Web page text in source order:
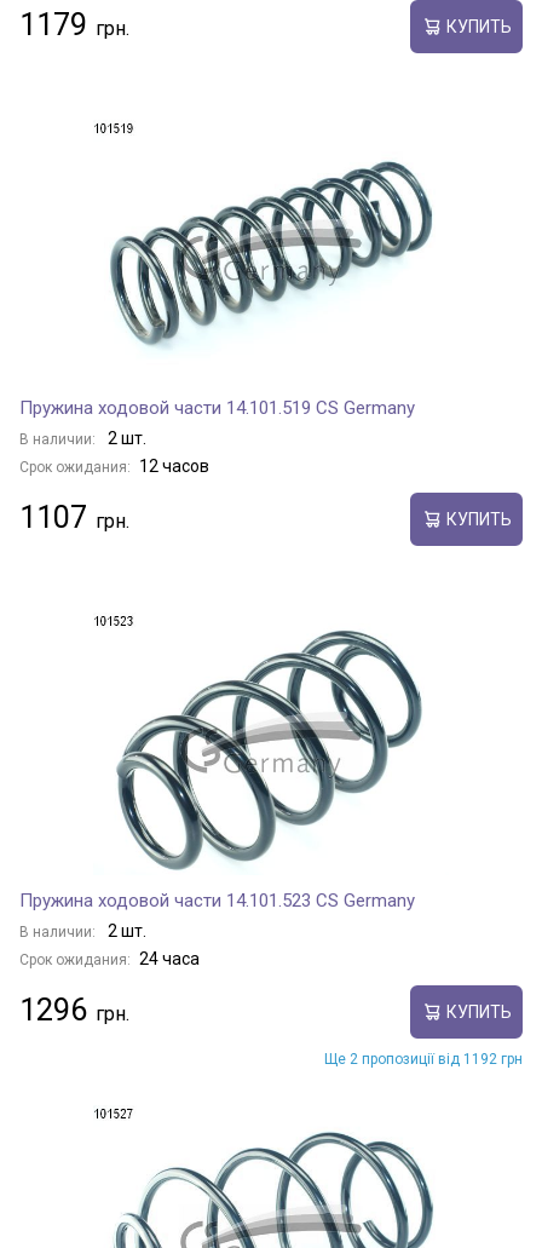
1179 КУПИТЬ
Пружина ходовой части 14.101.519 CS Germany
В наличии: 2 шт.
Срок ожидания: 12 часов
1107 КУПИТЬ
Пружина ходовой части 14.101.523 CS Germany
В наличии: 2 шт.
Срок ожидания: 24 часа
1296 КУПИТЬ
Ще 2 пропозиції від 1192 грн